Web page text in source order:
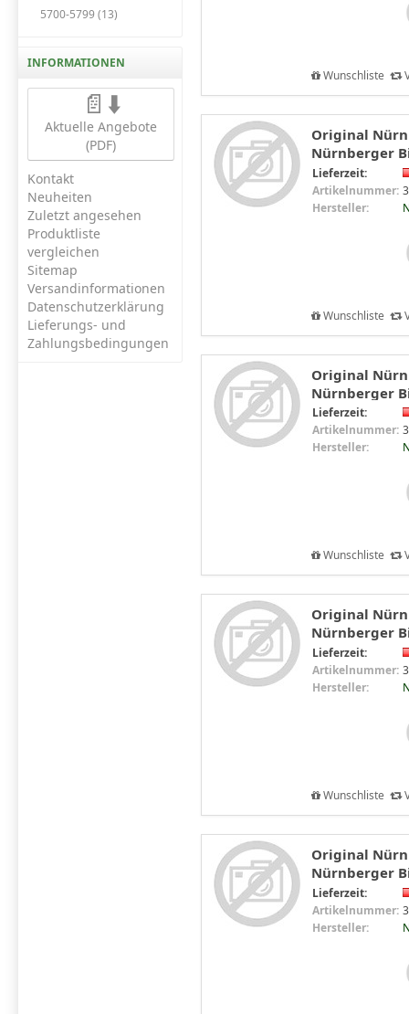
5700-5799 (13)
INFORMATIONEN
📄⬇️
Aktuelle Angebote
(PDF)
Kontakt
Neuheiten
Zuletzt angesehen
Produktliste
vergleichen
Sitemap
Versandinformationen
Datenschutzerklärung
Lieferungs- und
Zahlungsbedingungen
Wunschliste
Original
Nürnberger
Lieferzeit:
Artikelnummer:
Hersteller:
Wunschliste
Original
Nürnberger
Lieferzeit:
Artikelnummer:
Hersteller:
Wunschliste
Original
Nürnberger
Lieferzeit:
Artikelnummer:
Hersteller:
Wunschliste
Original
Nürnberger
Lieferzeit:
Artikelnummer:
Hersteller: